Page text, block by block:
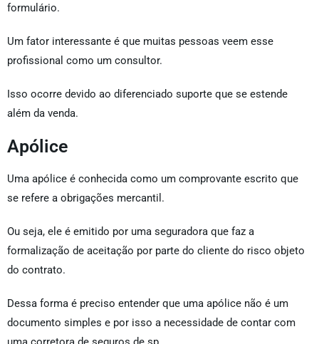
formulário.
Um fator interessante é que muitas pessoas veem esse
profissional como um consultor.
Isso ocorre devido ao diferenciado suporte que se estende
além da venda.
Apólice
Uma apólice é conhecida como um comprovante escrito que
se refere a obrigações mercantil.
Ou seja, ele é emitido por uma seguradora que faz a
formalização de aceitação por parte do cliente do risco objeto
do contrato.
Dessa forma é preciso entender que uma apólice não é um
documento simples e por isso a necessidade de contar com